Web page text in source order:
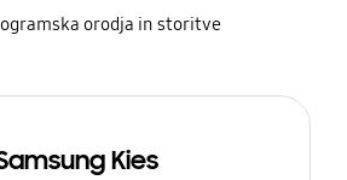
orodja in storitve
Kies